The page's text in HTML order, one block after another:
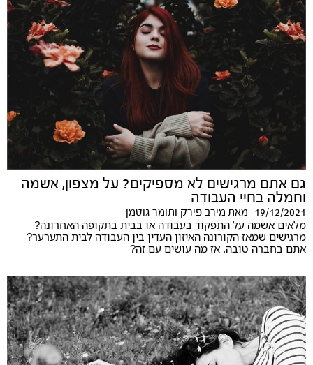
גם אתם מרגישים לא מספיקים? על מצפון, אשמה
וחמלה בחיי העבודה
19/12/2021 מאת מירב פירק ותומר גוטמן
מלאים אשמה על התפקוד בעבודה או בבית בתקופה האחרונה?
מרגישים שמאז הקורונה האיזון העדין בין העבודה לבית התערער?
אתם בחברה טובה. אז מה עושים עם זה?